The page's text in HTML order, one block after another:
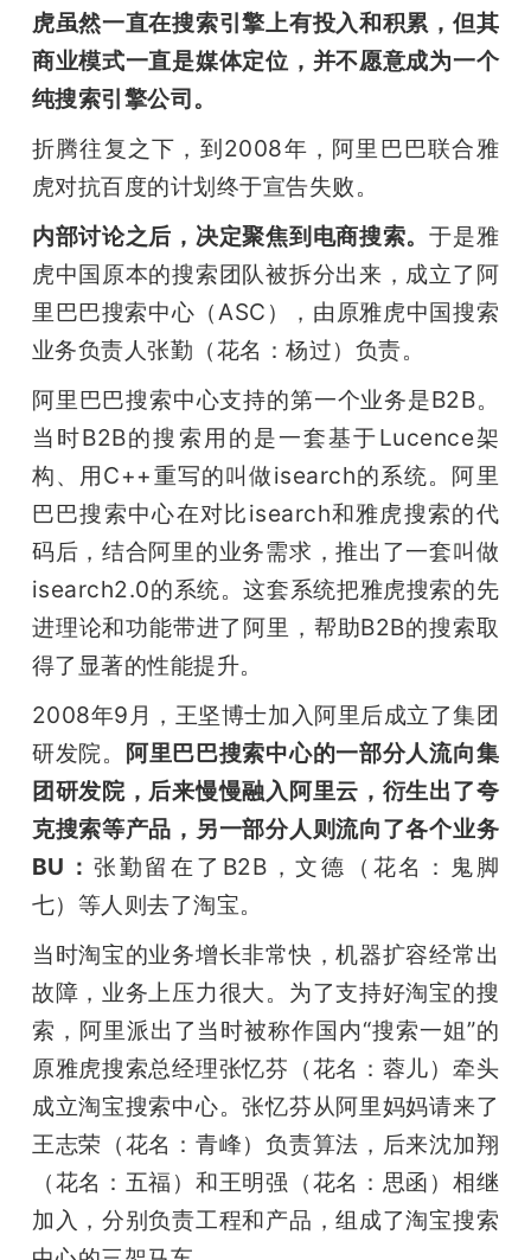
虎虽然一直在搜索引擎上有投入和积累，但其
商业模式一直是媒体定位，并不愿意成为一个
纯搜索引擎公司。
折腾往复之下，到2008年，阿里巴巴联合雅
虎对抗百度的计划终于宣告失败。
内部讨论之后，决定聚焦到电商搜索。于是雅
虎中国原本的搜索团队被拆分出来，成立了阿
里巴巴搜索中心（ASC），由原雅虎中国搜索
业务负责人张勤（花名：杨过）负责。
阿里巴巴搜索中心支持的第一个业务是B2B。
当时B2B的搜索用的是一套基于Lucence架
构、用C++重写的叫做isearch的系统。阿里
巴巴搜索中心在对比isearch和雅虎搜索的代
码后，结合阿里的业务需求，推出了一套叫做
isearch2.0的系统。这套系统把雅虎搜索的先
进理论和功能带进了阿里，帮助B2B的搜索取
得了显著的性能提升。
2008年9月，王坚博士加入阿里后成立了集团
研发院。 阿里巴巴搜索中心的一部分人流向集
团研发院，后来慢慢融入阿里云，衍生出了夸
克搜索等产品，另一部分人则流向了各个业务
BU： 张勤留在了B2B，文德（花名：鬼脚
七）等人则去了淘宝。
当时淘宝的业务增长非常快，机器扩容经常出
故障，业务上压力很大。为了支持好淘宝的搜
索，阿里派出了当时被称作国内“搜索一姐”的
原雅虎搜索总经理张忆芬（花名：蓉儿）牵头
成立淘宝搜索中心。张忆芬从阿里妈妈请来了
王志荣（花名：青峰）负责算法，后来沈加翔
（花名：五福）和王明强（花名：思函）相继
加入，分别负责工程和产品，组成了淘宝搜索